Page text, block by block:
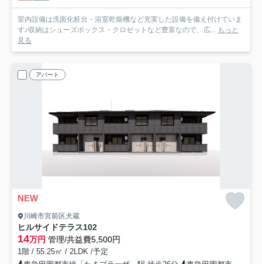
室内設備は洗面化粧台・浴室乾燥機など充実した設備を備え付けていま
す♪収納はシューズボックス・クロゼットなど豊富なので、広...
もっと
見る
アパート
NEW
川崎市宮前区犬蔵
ヒルサイドテラス102
14万円 管理/共益費5,500円
1階 / 55.25㎡ / 2LDK /予定